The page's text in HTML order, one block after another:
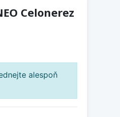
Celonerez
alespoň